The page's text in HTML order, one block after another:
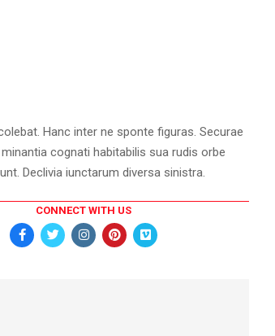
Hanc inter ne sponte figuras. Securae
cognati habitabilis sua rudis orbe
Declivia iunctarum diversa sinistra.
CONNECT WITH US